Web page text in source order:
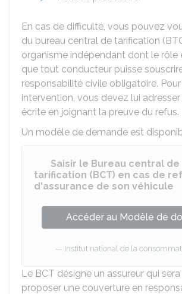
En cas de difficulté, vous pouvez
du bureau central de tarification
organisme indépendant dont le rôle
que tout conducteur puisse
responsabilité civile obligatoire.
intervention, vous devez lui
écrite en joignant la preuve du refus.
Un modèle de demande est
Saisir le Bureau central de
tarification (BCT) en cas de
d'assurance de son véhicule
Accéder au Modèle de
Institut national de la
Le BCT désigne un assureur qui
proposer une couverture en